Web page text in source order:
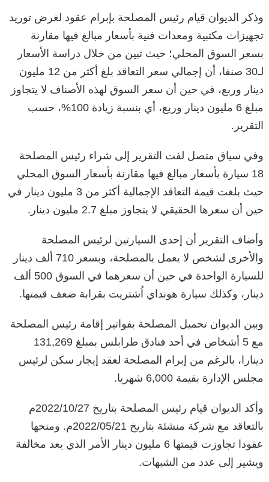
وذكر الديوان قيام رئيس المصلحة بإبرام عقود لغرض توريد
تجهيزات مكتبية ومعدات فنية بأسعار مبالغ فيها مقارنة
بسعر السوق المحلي؛ حيث تبين من خلال دراسة الأسعار
لـ30 صنفا، أن إجمالي سعر التعاقد بلغ أكثر من 12 مليون
دينار وربع، في حين أن سعر السوق لهذه الأصناف لا يتجاوز
مبلغ 6 مليون دينار وربع، أي بنسبة زيادة 100%، حسب
التقرير.
وفي سياق متصل لفت التقرير إلى شراء رئيس المصلحة
18 سيارة بأسعار مبالغ فيها مقارنة بأسعار السوق المحلي
حيث بلغت قيمة التعاقد الإجمالية أكثر من 3 مليون دينار في
حين أن سعرها الحقيقي لا يتجاوز مبلغ 2.7 مليون دينار.
وأضاف التقرير أن إحدى السيارتين لرئيس المصلحة
والأخرى لشخص لا يعمل بالمصلحة، وبسعر 710 ألف دينار
للسيارة الواحدة في حين أن سعرهما في السوق 500 ألف
دينار، وكذلك سيارة هونداي اُشتريت بقرابة ضعف قيمتها.
وبين الديوان تحميل المصلحة بفواتير إقامة رئيس المصلحة
مع 5 أشخاص في أحد فنادق طرابلس بمبلغ 131,269
دينارا، بالرغم من إبرام المصلحة لعقد إيجار سكن لرئيس
مجلس الإدارة بقيمة 6,000 شهريا.
وأكد الديوان قيام رئيس المصلحة بتاريخ 2022/10/27م
بالتعاقد مع شركة منشئة بتاريخ 2022/05/21م. ومنحها
عقودا تجاوزت قيمتها 6 مليون دينار الأمر الذي يعد مخالفة
ويشير إلى عدد من الشبهات.